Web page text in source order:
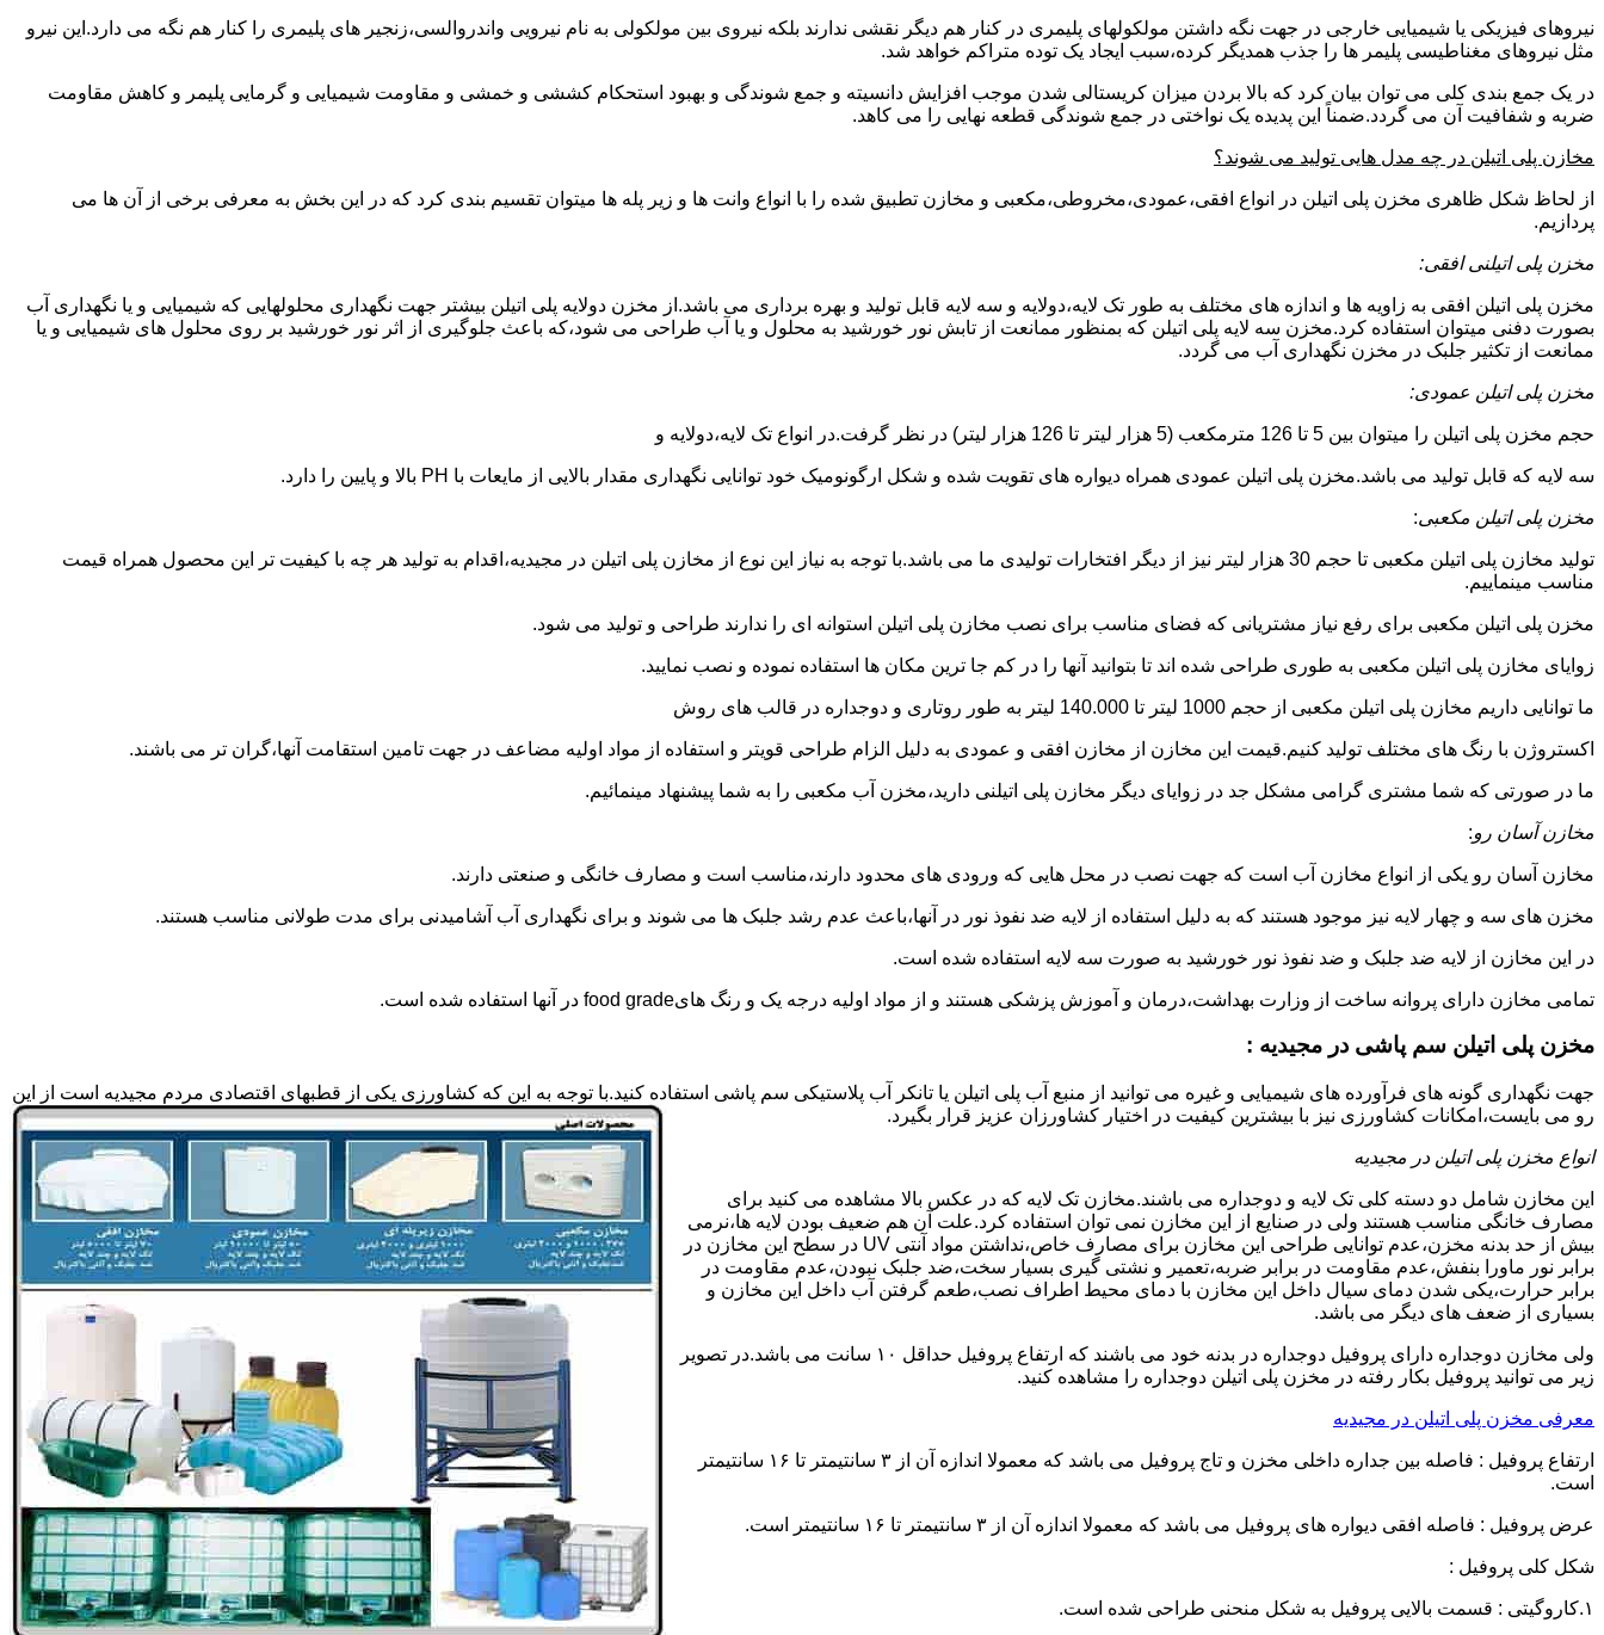
نیروهای فیزیکی یا شیمیایی خارجی در جهت نگه داشتن مولکولهای پلیمری در کنار هم دیگر نقشی ندارند بلکه نیروی بین مولکولی به نام نیرویی واندروالسی،زنجیر های پلیمری را کنار هم نگه می دارد.این نیرو
مثل نیروهای مغناطیسی پلیمر ها را جذب همدیگر کرده،سبب ایجاد یک توده متراکم خواهد شد.
در یک جمع بندی کلی می توان بیان کرد که بالا بردن میزان کریستالی شدن موجب افزایش دانسیته و جمع شوندگی و بهبود استحکام کششی و خمشی و مقاومت شیمیایی و گرمایی پلیمر و کاهش مقاومت
ضربه و شفافیت آن می گردد.ضمناً این پدیده یک نواختی در جمع شوندگی قطعه نهایی را می کاهد.
مخازن پلی اتیلن در چه مدل هایی تولید می شوند؟
از لحاظ شکل ظاهری مخزن پلی اتیلن در انواع افقی،عمودی،مخروطی،مکعبی و مخازن تطبیق شده را با انواع وانت ها و زیر پله ها میتوان تقسیم بندی کرد که در این بخش به معرفی برخی از آن ها می
پردازیم.
مخزن پلی اتیلنی افقی:
مخزن پلی اتیلن افقی به زاویه ها و اندازه های مختلف به طور تک لایه،دولایه و سه لایه قابل تولید و بهره برداری می باشد.از مخزن دولایه پلی اتیلن بیشتر جهت نگهداری محلولهایی که شیمیایی و یا نگهداری آب
بصورت دفنی میتوان استفاده کرد.مخزن سه لایه پلی اتیلن که بمنظور ممانعت از تابش نور خورشید به محلول و یا آب طراحی می شود،که باعث جلوگیری از اثر نور خورشید بر روی محلول های شیمیایی و یا
ممانعت از تکثیر جلبک در مخزن نگهداری آب می گردد.
مخزن پلی اتیلن عمودی:
حجم مخزن پلی اتیلن را میتوان بین 5 تا 126 مترمکعب (5 هزار لیتر تا 126 هزار لیتر) در نظر گرفت.در انواع تک لایه،دولایه و
سه لایه که قابل تولید می باشد.مخزن پلی اتیلن عمودی همراه دیواره های تقویت شده و شکل ارگونومیک خود توانایی نگهداری مقدار بالایی از مایعات با PH بالا و پایین را دارد.
مخزن پلی اتیلن مکعبی:
تولید مخازن پلی اتیلن مکعبی تا حجم 30 هزار لیتر نیز از دیگر افتخارات تولیدی ما می باشد.با توجه به نیاز این نوع از مخازن پلی اتیلن در مجیدیه،اقدام به تولید هر چه با کیفیت تر این محصول همراه قیمت
مناسب مینماییم.
مخزن پلی اتیلن مکعبی برای رفع نیاز مشتریانی که فضای مناسب برای نصب مخازن پلی اتیلن استوانه ای را ندارند طراحی و تولید می شود.
زوایای مخازن پلی اتیلن مکعبی به طوری طراحی شده اند تا بتوانید آنها را در کم جا ترین مکان ها استفاده نموده و نصب نمایید.
ما توانایی داریم مخازن پلی اتیلن مکعبی از حجم 1000 لیتر تا 140.000 لیتر به طور روتاری و دوجداره در قالب های روش
اکستروژن با رنگ های مختلف تولید کنیم.قیمت این مخازن از مخازن افقی و عمودی به دلیل الزام طراحی قویتر و استفاده از مواد اولیه مضاعف در جهت تامین استقامت آنها،گران تر می باشند.
ما در صورتی که شما مشتری گرامی مشکل جد در زوایای دیگر مخازن پلی اتیلنی دارید،مخزن آب مکعبی را به شما پیشنهاد مینمائیم.
مخازن آسان رو:
مخازن آسان رو یکی از انواع مخازن آب است که جهت نصب در محل هایی که ورودی های محدود دارند،مناسب است و مصارف خانگی و صنعتی دارند.
مخزن های سه و چهار لایه نیز موجود هستند که به دلیل استفاده از لایه ضد نفوذ نور در آنها،باعث عدم رشد جلبک ها می شوند و برای نگهداری آب آشامیدنی برای مدت طولانی مناسب هستند.
در این مخازن از لایه ضد جلبک و ضد نفوذ نور خورشید به صورت سه لایه استفاده شده است.
تمامی مخازن دارای پروانه ساخت از وزارت بهداشت،درمان و آموزش پزشکی هستند و از مواد اولیه درجه یک و رنگ هایfood grade در آنها استفاده شده است.
مخزن پلی اتیلن سم پاشی در مجیدیه :
جهت نگهداری گونه های فرآورده های شیمیایی و غیره می توانید از منبع آب پلی اتیلن یا تانکر آب پلاستیکی سم پاشی استفاده کنید.با توجه به این که کشاورزی یکی از قطبهای اقتصادی مردم مجیدیه است از این
رو می بایست،امکانات کشاورزی نیز با بیشترین کیفیت در اختیار کشاورزان عزیز قرار بگیرد.
انواع مخزن پلی اتیلن در مجیدیه
این مخازن شامل دو دسته کلی تک لایه و دوجداره می باشند.مخازن تک لایه که در عکس بالا مشاهده می کنید برای
مصارف خانگی مناسب هستند ولی در صنایع از این مخازن نمی توان استفاده کرد.علت آن هم ضعیف بودن لایه ها،نرمی
بیش از حد بدنه مخزن،عدم توانایی طراحی این مخازن برای مصارف خاص،نداشتن مواد آنتی UV در سطح این مخازن در
برابر نور ماورا بنفش،عدم مقاومت در برابر ضربه،تعمیر و نشتی گیری بسیار سخت،ضد جلبک نبودن،عدم مقاومت در
برابر حرارت،یکی شدن دمای سیال داخل این مخازن با دمای محیط اطراف نصب،طعم گرفتن آب داخل این مخازن و
بسیاری از ضعف های دیگر می باشد.
ولی مخازن دوجداره دارای پروفیل دوجداره در بدنه خود می باشند که ارتفاع پروفیل حداقل ۱۰ سانت می باشد.در تصویر
زیر می توانید پروفیل بکار رفته در مخزن پلی اتیلن دوجداره را مشاهده کنید.
معرفی مخزن پلی اتیلن در مجیدیه
ارتفاع پروفیل : فاصله بین جداره داخلی مخزن و تاج پروفیل می باشد که معمولا اندازه آن از ۳ سانتیمتر تا ۱۶ سانتیمتر
است.
عرض پروفیل : فاصله افقی دیواره های پروفیل می باشد که معمولا اندازه آن از ۳ سانتیمتر تا ۱۶ سانتیمتر است.
شکل کلی پروفیل :
۱.کاروگیتی : قسمت بالایی پروفیل به شکل منحنی طراحی شده است.